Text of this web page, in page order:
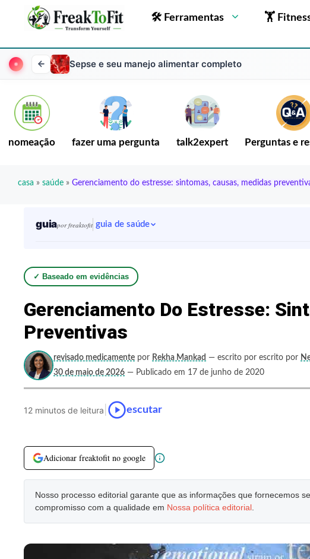
🛠 Ferramentas 🏋
Sepse e seu manejo alimentar completo
nomeação fazer uma pergunta talk2expert Perguntas e
casa » saúde » Gerenciamento do estresse: sintomas, causas, medidas
guiapor freaktofit guia de saúde
✓ Baseado em evidências
Gerenciamento Do Estresse:
Preventivas
revisado medicamente por Rekha Mankad — escrito por escrito por
30 de maio de 2026 — Publicado em 17 de junho de 2020
12 minutos de leitura escutar
Adicionar freaktofit no google
Nosso processo editorial garante que as informações que fornecemos
compromisso com a qualidade em Nossa política editorial